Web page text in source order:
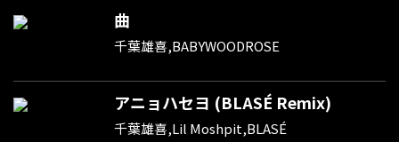
曲
千葉雄喜,BABYWOODROSE
アニョハセヨ (BLASÉ Remix)
千葉雄喜,Lil Moshpit,BLASÉ